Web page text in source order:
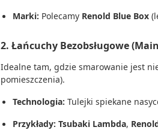
Marki: Polecamy Renold Blue Box
2. Łańcuchy Bezobsługowe
Idealne tam, gdzie smarowanie jest
pomieszczenia).
Technologia: Tulejki spiekane
Przykłady: Tsubaki Lambda,